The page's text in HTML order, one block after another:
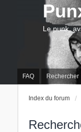
FAQ Rechercher
Le punk,
Index du forum